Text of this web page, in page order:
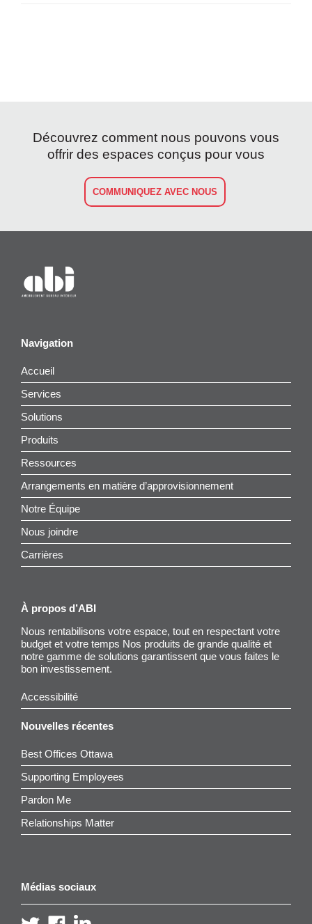
Découvrez comment nous pouvons vous
offrir des espaces conçus pour vous
COMMUNIQUEZ AVEC NOUS
Navigation
Accueil
Services
Solutions
Produits
Ressources
Arrangements en matière d’approvisionnement
Notre Équipe
Nous joindre
Carrières
À propos d’ABI
Nous rentabilisons votre espace, tout en respectant votre
budget et votre temps Nos produits de grande qualité et
notre gamme de solutions garantissent que vous faites le
bon investissement.
Accessibilité
Nouvelles récentes
Best Offices Ottawa
Supporting Employees
Pardon Me
Relationships Matter
Médias sociaux